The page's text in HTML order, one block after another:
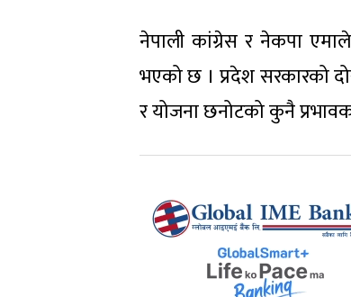
नेपाली कांग्रेस र नेकपा
भएको छ । प्रदेश सरकारको
र योजना छनोटको कुनै